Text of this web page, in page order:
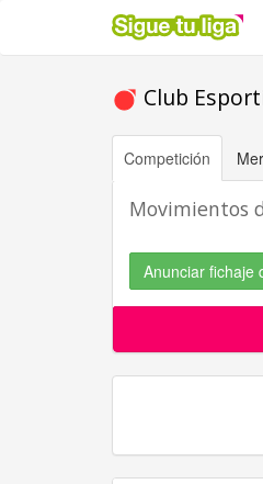
Club
Competición
Movimientos
Anunciar fichaje